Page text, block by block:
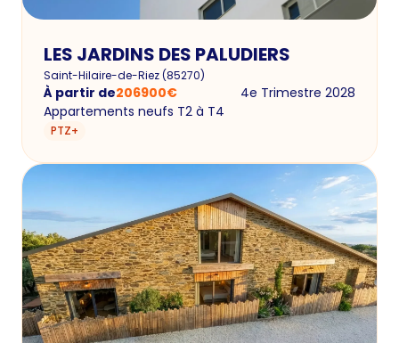
LES JARDINS DES PALUDIERS
Saint-Hilaire-de-Riez(85270)
À partir de206900€
4e Trimestre 2028
Appartements neufs T2 à T4
PTZ+